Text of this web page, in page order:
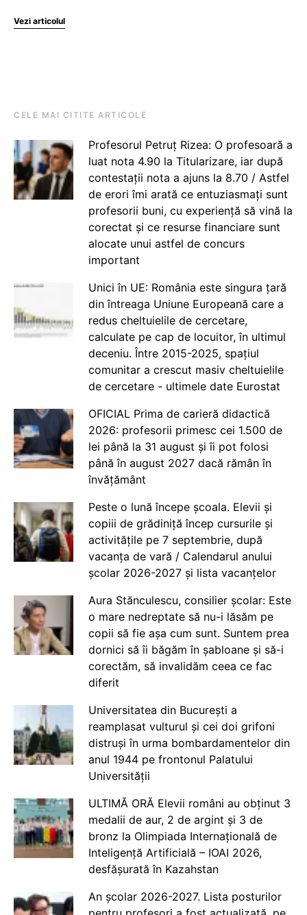
Vezi articolul
CELE MAI CITITE ARTICOLE
Profesorul Petruț Rizea: O profesoară a
luat nota 4.90 la Titularizare, iar după
contestații nota a ajuns la 8.70 / Astfel
de erori îmi arată ce entuziasmați sunt
profesorii buni, cu experiență să vină la
corectat și ce resurse financiare sunt
alocate unui astfel de concurs
important
Unici în UE: România este singura țară
din întreaga Uniune Europeană care a
redus cheltuielile de cercetare,
calculate pe cap de locuitor, în ultimul
deceniu. Între 2015-2025, spațiul
comunitar a crescut masiv cheltuielile
de cercetare - ultimele date Eurostat
OFICIAL Prima de carieră didactică
2026: profesorii primesc cei 1.500 de
lei până la 31 august și îi pot folosi
până în august 2027 dacă rămân în
învățământ
Peste o lună începe școala. Elevii și
copiii de grădiniță încep cursurile și
activitățile pe 7 septembrie, după
vacanța de vară / Calendarul anului
școlar 2026-2027 și lista vacanțelor
Aura Stănculescu, consilier școlar: Este
o mare nedreptate să nu-i lăsăm pe
copii să fie așa cum sunt. Suntem prea
dornici să îi băgăm în șabloane și să-i
corectăm, să invalidăm ceea ce fac
diferit
Universitatea din București a
reamplasat vulturul și cei doi grifoni
distruși în urma bombardamentelor din
anul 1944 pe frontonul Palatului
Universității
ULTIMĂ ORĂ Elevii români au obținut 3
medalii de aur, 2 de argint și 3 de
bronz la Olimpiada Internațională de
Inteligență Artificială – IOAI 2026,
desfășurată în Kazahstan
An școlar 2026-2027. Lista posturilor